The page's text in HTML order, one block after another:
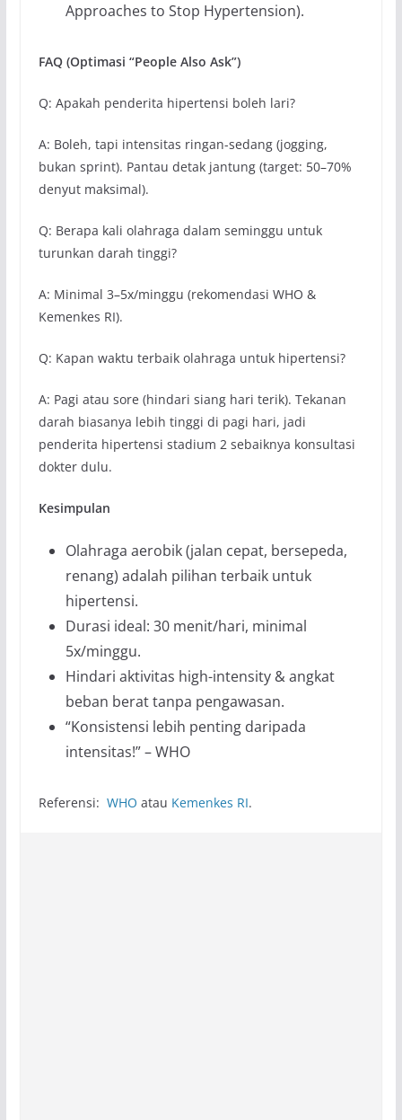
Approaches to Stop Hypertension).
FAQ (Optimasi “People Also Ask”)
Q: Apakah penderita hipertensi boleh lari?
A: Boleh, tapi intensitas ringan-sedang (jogging,
bukan sprint). Pantau detak jantung (target: 50–70%
denyut maksimal).
Q: Berapa kali olahraga dalam seminggu untuk
turunkan darah tinggi?
A: Minimal 3–5x/minggu (rekomendasi WHO &
Kemenkes RI).
Q: Kapan waktu terbaik olahraga untuk hipertensi?
A: Pagi atau sore (hindari siang hari terik). Tekanan
darah biasanya lebih tinggi di pagi hari, jadi
penderita hipertensi stadium 2 sebaiknya konsultasi
dokter dulu.
Kesimpulan
Olahraga aerobik (jalan cepat, bersepeda,
renang) adalah pilihan terbaik untuk
hipertensi.
Durasi ideal: 30 menit/hari, minimal
5x/minggu.
Hindari aktivitas high-intensity & angkat
beban berat tanpa pengawasan.
“Konsistensi lebih penting daripada
intensitas!” – WHO
Referensi: WHO atau Kemenkes RI.